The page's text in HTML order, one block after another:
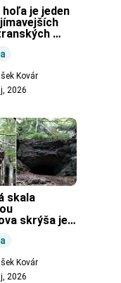
hoľa je jeden
Kovár
2026
skala
skrýša je
Kovár
2026